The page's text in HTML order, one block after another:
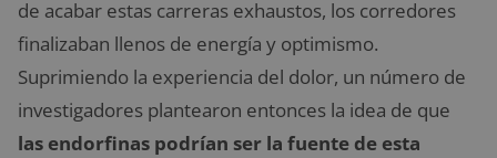
de acabar estas carreras exhaustos, los corredores
finalizaban llenos de energía y optimismo.
Suprimiendo la experiencia del dolor, un número de
investigadores plantearon entonces la idea de que
las endorfinas podrían ser la fuente de esta